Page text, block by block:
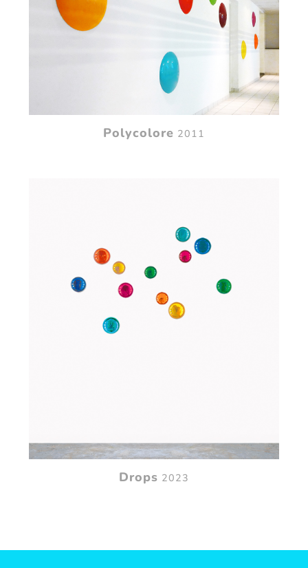
Polycolore 2011
Drops 2023